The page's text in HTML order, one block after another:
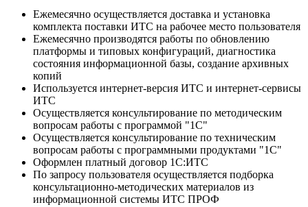
Ежемесячно осуществляется доставка и установка
комплекта поставки ИТС на рабочее место пользователя
Ежемесячно производятся работы по обновлению
платформы и типовых конфигураций, диагностика
состояния информационной базы, создание архивных
копий
Используется интернет-версия ИТС и интернет-сервисы
ИТС
Осуществляется консультирование по методическим
вопросам работы с программой "1С"
Осуществляется консультирование по техническим
вопросам работы с программными продуктами "1С"
Оформлен платный договор 1С:ИТС
По запросу пользователя осуществляется подборка
консультационно-методических материалов из
информационной системы ИТС ПРОФ